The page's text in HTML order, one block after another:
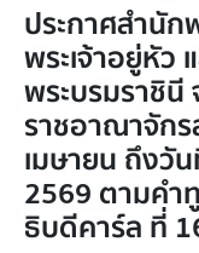
ประกาศสำนัก
พระเจ้าอยู่หัว
พระบรมราชินี
ราชอาณาจักร
เมษายน ถึงวั
2569 ตามคำ
ธิบดีคาร์ล ที่